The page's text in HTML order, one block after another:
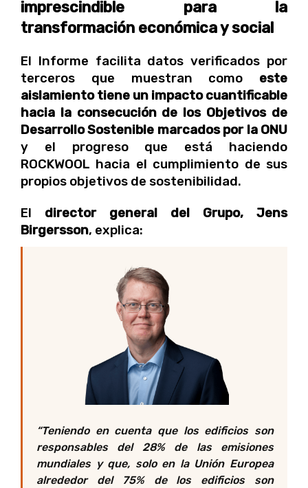
imprescindible para la
transformación económica y social
El Informe facilita datos verificados por
terceros que muestran como este
aislamiento tiene un impacto cuantificable
hacia la consecución de los Objetivos de
Desarrollo Sostenible marcados por la ONU
y el progreso que está haciendo
ROCKWOOL hacia el cumplimiento de sus
propios objetivos de sostenibilidad.
El director general del Grupo, Jens
Birgersson, explica:
“Teniendo en cuenta que los edificios son
responsables del 28% de las emisiones
mundiales y que, solo en la Unión Europea
alrededor del 75% de los edificios son